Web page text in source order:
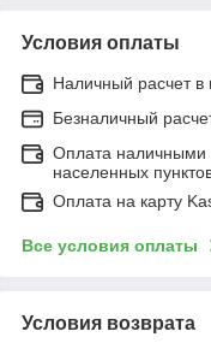
Условия оплаты
Наличный расчет в
Безналичный
Оплата наличными
населенных
Оплата на карту
Все условия оплаты
Условия возврата